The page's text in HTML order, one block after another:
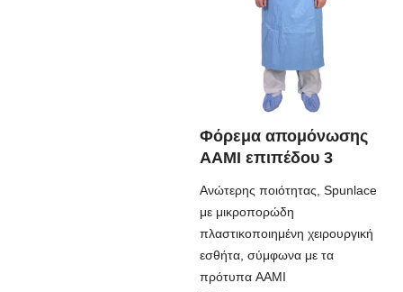
Φόρεμα απομόνωσης
AAMI επιπέδου 3
Ανώτερης ποιότητας, Spunlace
με μικροπορώδη
πλαστικοποιημένη χειρουργική
εσθήτα, σύμφωνα με τα
πρότυπα AAMI